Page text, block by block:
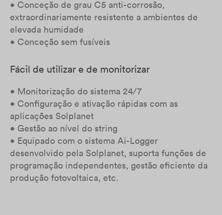
• Conceção de grau C5 anti-corrosão,
extraordinariamente resistente a ambientes de
elevada humidade
• Conceção sem fusíveis
Fácil de utilizar e de monitorizar
• Monitorização do sistema 24/7
• Configuração e ativação rápidas com as
aplicações Solplanet
• Gestão ao nível do string
• Equipado com o sistema Ai-Logger
desenvolvido pela Solplanet, suporta funções de
programação independentes, gestão eficiente da
produção fotovoltaica, etc.